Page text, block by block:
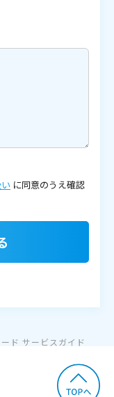
に同意のうえ確認
ド サービスガイド